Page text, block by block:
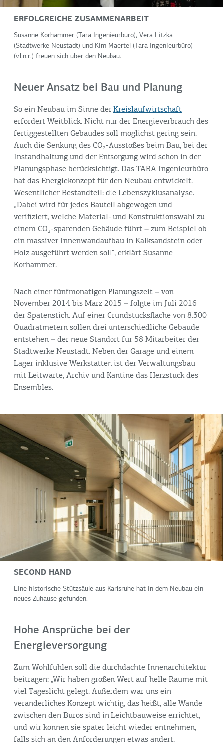
ERFOLGREICHE ZUSAMMENARBEIT
Susanne Korhammer (Tara Ingenieurbüro), Vera Litzka
(Stadtwerke Neustadt) und Kim Maertel (Tara Ingenieurbüro)
(v.l.n.r.) freuen sich über den Neubau.
Neuer Ansatz bei Bau und Planung
So ein Neubau im Sinne der Kreislaufwirtschaft
erfordert Weitblick. Nicht nur der Energieverbrauch des
fertiggestellten Gebäudes soll möglichst gering sein.
Auch die Senkung des CO₂-Ausstoßes beim Bau, bei der
Instandhaltung und der Entsorgung wird schon in der
Planungsphase berücksichtigt. Das TARA Ingenieurbüro
hat das Energiekonzept für den Neubau entwickelt.
Wesentlicher Bestandteil: die Lebenszyklusanalyse.
„Dabei wird für jedes Bauteil abgewogen und
verifiziert, welche Material- und Konstruktionswahl zu
einem CO₂-sparenden Gebäude führt – zum Beispiel ob
ein massiver Innenwandaufbau in Kalksandstein oder
Holz ausgeführt werden soll“, erklärt Susanne
Korhammer.
Nach einer fünfmonatigen Planungszeit – von
November 2014 bis März 2015 – folgte im Juli 2016
der Spatenstich. Auf einer Grundstücksfläche von 8.300
Quadratmetern sollen drei unterschiedliche Gebäude
entstehen – der neue Standort für 58 Mitarbeiter der
Stadtwerke Neustadt. Neben der Garage und einem
Lager inklusive Werkstätten ist der Verwaltungsbau
mit Leitwarte, Archiv und Kantine das Herzstück des
Ensembles.
SECOND HAND
Eine historische Stützsäule aus Karlsruhe hat in dem Neubau ein
neues Zuhause gefunden.
Hohe Ansprüche bei der
Energieversorgung
Zum Wohlfühlen soll die durchdachte Innenarchitektur
beitragen: „Wir haben großen Wert auf helle Räume mit
viel Tageslicht gelegt. Außerdem war uns ein
veränderliches Konzept wichtig, das heißt, alle Wände
zwischen den Büros sind in Leichtbauweise errichtet,
und wir können sie später leicht wieder entnehmen,
falls sich an den Anforderungen etwas ändert.